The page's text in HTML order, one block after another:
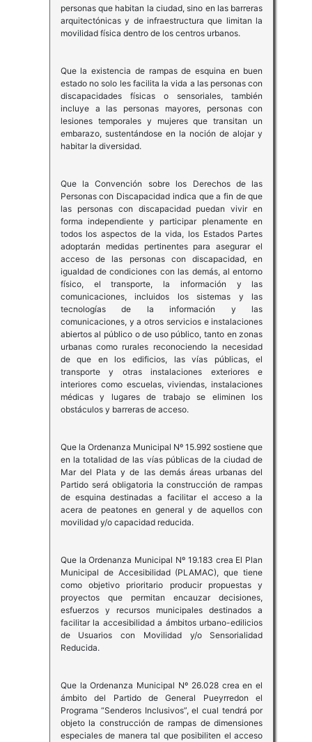
personas que habitan la ciudad, sino en las barreras
arquitectónicas y de infraestructura que limitan la
movilidad física dentro de los centros urbanos.
Que la existencia de rampas de esquina en buen
estado no solo les facilita la vida a las personas con
discapacidades físicas o sensoriales, también
incluye a las personas mayores, personas con
lesiones temporales y mujeres que transitan un
embarazo, sustentándose en la noción de alojar y
habitar la diversidad.
Que la Convención sobre los Derechos de las
Personas con Discapacidad indica que a fin de que
las personas con discapacidad puedan vivir en
forma independiente y participar plenamente en
todos los aspectos de la vida, los Estados Partes
adoptarán medidas pertinentes para asegurar el
acceso de las personas con discapacidad, en
igualdad de condiciones con las demás, al entorno
físico, el transporte, la información y las
comunicaciones, incluidos los sistemas y las
tecnologías de la información y las
comunicaciones, y a otros servicios e instalaciones
abiertos al público o de uso público, tanto en zonas
urbanas como rurales reconociendo la necesidad
de que en los edificios, las vías públicas, el
transporte y otras instalaciones exteriores e
interiores como escuelas, viviendas, instalaciones
médicas y lugares de trabajo se eliminen los
obstáculos y barreras de acceso.
Que la Ordenanza Municipal Nº 15.992 sostiene que
en la totalidad de las vías públicas de la ciudad de
Mar del Plata y de las demás áreas urbanas del
Partido será obligatoria la construcción de rampas
de esquina destinadas a facilitar el acceso a la
acera de peatones en general y de aquellos con
movilidad y/o capacidad reducida.
Que la Ordenanza Municipal Nº 19.183 crea El Plan
Municipal de Accesibilidad (PLAMAC), que tiene
como objetivo prioritario producir propuestas y
proyectos que permitan encauzar decisiones,
esfuerzos y recursos municipales destinados a
facilitar la accesibilidad a ámbitos urbano-edilicios
de Usuarios con Movilidad y/o Sensorialidad
Reducida.
Que la Ordenanza Municipal Nº 26.028 crea en el
ámbito del Partido de General Pueyrredon el
Programa “Senderos Inclusivos”, el cual tendrá por
objeto la construcción de rampas de dimensiones
especiales de manera tal que posibiliten el acceso